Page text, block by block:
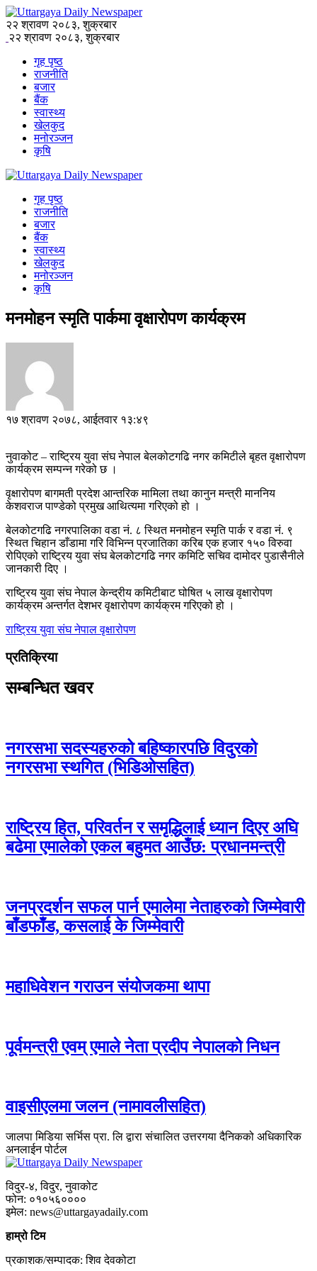
२२ श्रावण २०८३, शुक्रबार
२२ श्रावण २०८३, शुक्रबार
गृह पृष्ठ
राजनीति
बजार
बैंक
स्वास्थ्य
खेलकुद
मनोरञ्जन
कृषि
गृह पृष्ठ
राजनीति
बजार
बैंक
स्वास्थ्य
खेलकुद
मनोरञ्जन
कृषि
मनमोहन स्मृति पार्कमा वृक्षारोपण कार्यक्रम
१७ श्रावण २०७८, आईतवार १३:४९
नुवाकोट – राष्ट्रिय युवा संघ नेपाल बेलकोटगढि नगर कमिटीले बृहत वृक्षारोपण
कार्यक्रम सम्पन्न गरेको छ ।
वृक्षारोपण बागमती प्रदेश आन्तरिक मामिला तथा कानुन मन्त्री माननिय
केशवराज पाण्डेको प्रमुख आथित्यमा गरिएको हो ।
बेलकोटगढि नगरपालिका वडा नं. ८ स्थित मनमोहन स्मृति पार्क र वडा नं. ९
स्थित चिहान डाँडामा गरि विभिन्न प्रजातिका करिब एक हजार १५० विरुवा
रोपिएको राष्ट्रिय युवा संघ बेलकोटगढि नगर कमिटि सचिव दामोदर पुडासैनीले
जानकारी दिए ।
राष्ट्रिय युवा संघ नेपाल केन्द्रीय कमिटीबाट घोषित ५ लाख वृक्षारोपण
कार्यक्रम अन्तर्गत देशभर वृक्षारोपण कार्यक्रम गरिएको हो ।
राष्ट्रिय युवा संघ नेपालवृक्षारोपण
प्रतिक्रिया
सम्बन्धित खवर
नगरसभा सदस्यहरुको बहिष्कारपछि विदुरको
नगरसभा स्थगित (भिडिओसहित)
राष्ट्रिय हित, परिवर्तन र समृद्धिलाई ध्यान दिएर अघि
बढेमा एमालेको एकल बहुमत आउँछ: प्रधानमन्त्री
जनप्रदर्शन सफल पार्न एमालेमा नेताहरुको जिम्मेवारी
बाँडफाँड, कसलाई के जिम्मेवारी
महाधिवेशन गराउन संयोजकमा थापा
पूर्वमन्त्री एवम् एमाले नेता प्रदीप नेपालको निधन
वाइसीएलमा जलन (नामावलीसहित)
जालपा मिडिया सर्भिस प्रा. लि द्वारा संचालित उत्तरगया दैनिकको अधिकारिक
अनलाईन पोर्टल
विदुर-४, विदुर, नुवाकोट
फोन: ०१०५६००००
इमेल: news@uttargayadaily.com
हाम्रो टिम
प्रकाशक/सम्पादक: शिव देवकोटा